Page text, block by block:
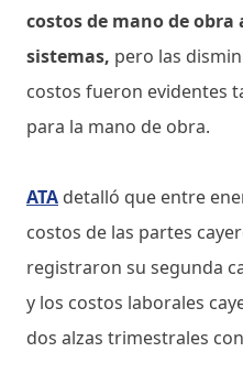
costos de mano de
sistemas, pero las
costos fueron evidentes
para la mano de obra.
ATA detalló que entre
costos de las partes
registraron su segunda
y los costos laborales
dos alzas trimestrales